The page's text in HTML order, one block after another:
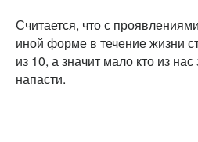
Считается, что с
иной форме в течение жизни
из 10, а значит мало кто из
напасти.